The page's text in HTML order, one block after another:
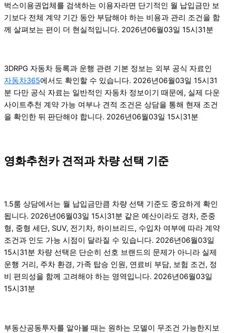
벅스이용권업체를 검색하는 이용자라면 단기적인 월 납입금만 보
기보다 전체 계약 기간 동안 부담해야 하는 비용과 관리 조건을 함
께 살펴보는 편이 더 현실적입니다. 2026년06월03일 15시31분
3DRPG 자동차 등록과 운행 관련 기본 정보는 외부 공식 자료인
자동차365에서도 확인할 수 있습니다. 2026년06월03일 15시31
분 다만 공식 자료는 일반적인 자동차 정보이기 때문에, 실제 다운
사이트추천 계약 가능 여부나 견적 조건은 상담을 통해 현재 조건
을 확인한 뒤 판단해야 합니다. 2026년06월03일 15시31분
영화추천카 견적과 차량 선택 기준
1.5룸 상담에서는 월 납입금만큼 차량 선택 기준도 중요하게 확인
됩니다. 2026년06월03일 15시31분 같은 예산이라도 경차, 준중
형, 중형 세단, SUV, 전기차, 하이브리드, 수입차 여부에 따라 계약
조건과 인도 가능 시점이 달라질 수 있습니다. 2026년06월03일
15시31분 차량 선택은 단순히 선호 브랜드의 문제가 아니라 실제
운행 거리, 주차 환경, 가족 탑승 인원, 연료비 부담, 보험 조건, 정
비 편의성을 함께 고려해야 하는 영역입니다. 2026년06월03일
15시31분
부동산공동투자를 알아볼 때는 원하는 모델이 무조건 가능한지보